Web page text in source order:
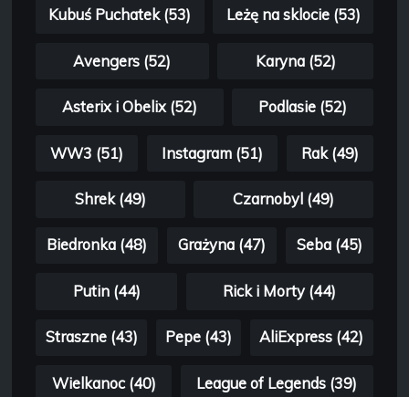
Kubuś Puchatek (53) Leżę na sklocie (53)
Avengers (52) Karyna (52)
Asterix i Obelix (52) Podlasie (52)
WW3 (51) Instagram (51) Rak (49)
Shrek (49) Czarnobyl (49)
Biedronka (48) Grażyna (47) Seba (45)
Putin (44) Rick i Morty (44)
Straszne (43) Pepe (43) AliExpress (42)
Wielkanoc (40) League of Legends (39)